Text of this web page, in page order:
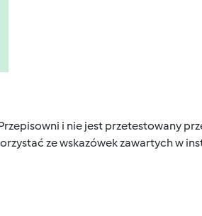
i nie jest przetestowany
ze wskazówek zawartych w